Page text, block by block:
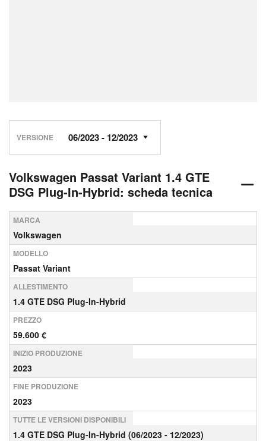
VERSIONE
Volkswagen Passat Variant 1.4 GTE
DSG Plug-In-Hybrid: scheda tecnica
MARCA
Volkswagen
MODELLO
Passat Variant
ALLESTIMENTO
1.4 GTE DSG Plug-In-Hybrid
PREZZO
59.600 €
INIZIO PRODUZIONE
2023
FINE PRODUZIONE
2023
TUTTE LE VERSIONI DISPONIBILI
1.4 GTE DSG Plug-In-Hybrid (06/2023 - 12/2023)